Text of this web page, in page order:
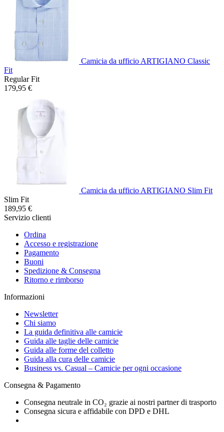
Camicia da ufficio ARTIGIANO Classic
Fit
Regular Fit
179,95 €
Camicia da ufficio ARTIGIANO Slim Fit
Slim Fit
189,95 €
Servizio clienti
Ordina
Accesso e registrazione
Pagamento
Buoni
Spedizione & Consegna
Ritorno e rimborso
Informazioni
Newsletter
Chi siamo
La guida definitiva alle camicie
Guida alle taglie delle camicie
Guida alle forme del colletto
Guida alla cura delle camicie
Business vs. Casual – Camicie per ogni occasione
Consegna & Pagamento
Consegna neutrale in CO₂ grazie ai nostri partner di trasporto
Consegna sicura e affidabile con DPD e DHL